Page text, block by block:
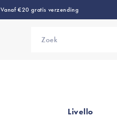
Vanaf €20 gratis verzending
Zoek
Livello